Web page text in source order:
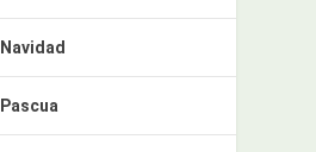
Navidad
Pascua